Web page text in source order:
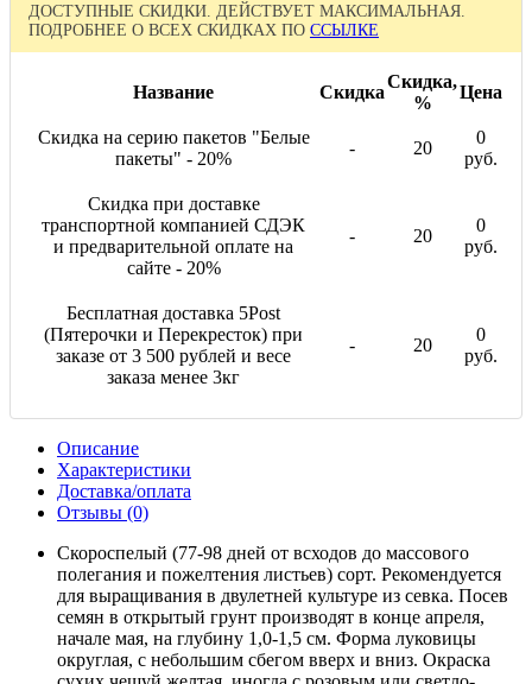
ДОСТУПНЫЕ СКИДКИ. ДЕЙСТВУЕТ МАКСИМАЛЬНАЯ.
ПОДРОБНЕЕ О ВСЕХ СКИДКАХ ПО ССЫЛКЕ
Название Скидка
Скидка,
%
Цена
Скидка на серию пакетов "Белые
пакеты" - 20%
- 20
0
руб.
Скидка при доставке
транспортной компанией СДЭК
и предварительной оплате на
сайте - 20%
- 20
0
руб.
Бесплатная доставка 5Post
(Пятерочки и Перекресток) при
заказе от 3 500 рублей и весе
заказа менее 3кг
- 20
0
руб.
Описание
Характеристики
Доставка/оплата
Отзывы (0)
Скороспелый (77-98 дней от всходов до массового
полегания и пожелтения листьев) сорт. Рекомендуется
для выращивания в двулетней культуре из севка. Посев
семян в открытый грунт производят в конце апреля,
начале мая, на глубину 1,0-1,5 см. Форма луковицы
округлая, с небольшим сбегом вверх и вниз. Окраска